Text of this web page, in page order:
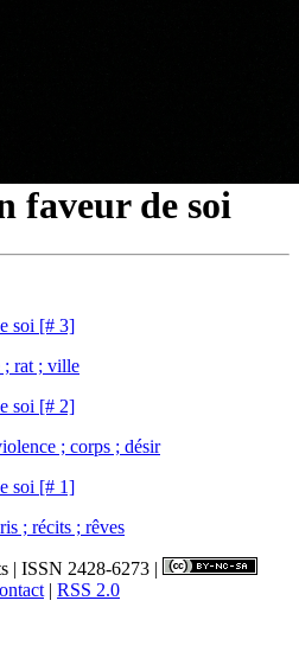
faveur de soi
soi [# 3]
; rat ; ville
soi [# 2]
; corps ; désir
soi [# 1]
; récits ; rêves
| ISSN 2428-6273 |
| RSS 2.0